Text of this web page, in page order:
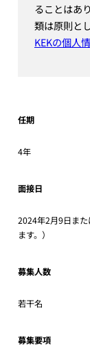
ることはあ
類は原則と
KEKの個人
任期
4年
面接日
2024年2月9日ま
ます。）
募集人数
若干名
募集要項